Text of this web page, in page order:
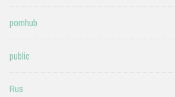
pornhub
public
Rus